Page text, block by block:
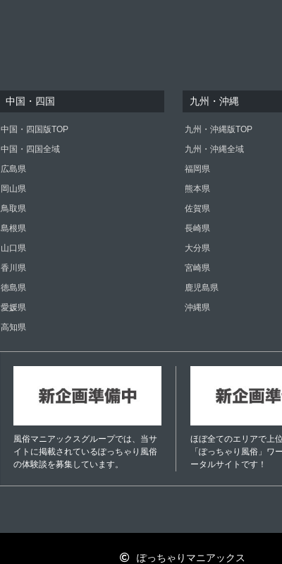
中国・四国
中国・四国版TOP
中国・四国全域
広島県
岡山県
鳥取県
島根県
山口県
香川県
徳島県
愛媛県
高知県
九州・沖縄
九州・沖縄版TOP
九州・沖縄全域
福岡県
熊本県
佐賀県
長崎県
大分県
宮崎県
鹿児島県
沖縄県
風俗マニアックスグループでは、当サ
イトに掲載されているぽっちゃり風俗
の体験談を募集しています。
ほぼ全てのエリアで上
「ぽっちゃり風俗」ワ
ータルサイトです！
ぽっちゃりマニアックス